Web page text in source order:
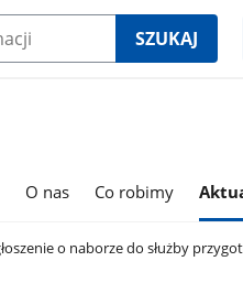
SZUKAJ
O nas Co robimy
o naborze do służby